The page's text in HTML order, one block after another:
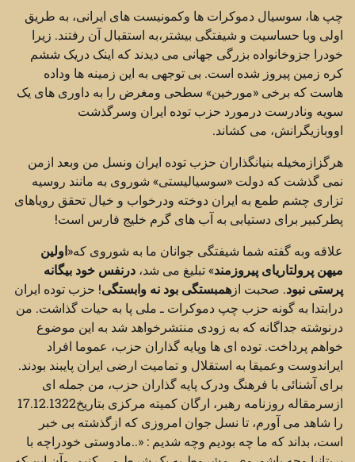
چپ ها، سوسیال دموکرات ها وکمونیست های ایرانی، به طریق
اولی وبا حساسیت و شیفتگی بیشتر،به استقبال آن رفتند. زیرا
خودرا جزوخانواده بزرگی جهانی می دیدند که اینک دریک ششم
کره زمین پیروز شده است. بی توجهی به این زمینه ها وداده
هاست که برخی «مورخین» سطحی ومغرض را به داوری های یک
سویه ونادرست درمورد حزب توده ایران وسرگذشت
اووبازیگرانش، می کشاند.
هرگزازمخیله بنیانگذاران حزب توده ایران ونسل من وبعد ازمن
نمی گذشت که دولت «سوسیالیستی» شوروی به مانند روسیه
تزاری چشم طمع به ایران دوخته ودرخواب و خیال تحقق رویاهای
پطرکبیر برای دستیابی به آب های گرم خلیج فارس است!
علاقه وبه گفته شما شیفتگی جوانان ما به شوروی که«اولین
میهن پرولتاریای پیروزمند» تبلیغ می شد، درنفس خود بیگانه
پرستی نبود. صحبت از همبستگی بود نه وابستگی! حزب توده ایران
درابتدا به گونه حزب چپ دموکرات ـ ملی پا به حیات گذاشت. من
درنوشته جداگانه که به زودی منتشرخواهد شد به این موضوع
خواهم پرداخت. توده ای ها وپایه گذاران حزب، عموما افراد
ایراندوست وعمیقا به استقلال و تمامیت ارضی ایران پایبند بودند.
برای آشنائی با فرهنگ ودرک پایه گذاران حزب، من جمله ای
ازسرمقاله روزنامه رهبر، ارگان کمیته مرکزی بتاریخ17.12.1322
را شاهد می آورم، تا نسل جوان امروزی که ازگذشته بی خبر
است، بداند که ما چه بودیم وچه شدیم : «..مادوستی خودراچه با